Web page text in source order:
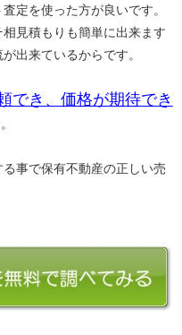
定を使った方が良いです。
見積もりも簡単に出来ます
出来ているからです。
でき、価格が期待でき
事で保有不動産の正しい売